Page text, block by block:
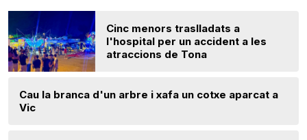
Cinc menors traslladats a
l'hospital per un accident a les
atraccions de Tona
Cau la branca d'un arbre i xafa un cotxe aparcat a
Vic